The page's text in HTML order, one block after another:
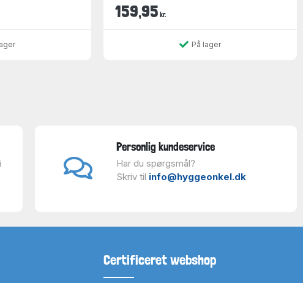
159,95 kr.
På lager
Personlig kundeservice
Har du spørgsmål?
Skriv til info@hyggeonkel.dk
Certificeret webshop